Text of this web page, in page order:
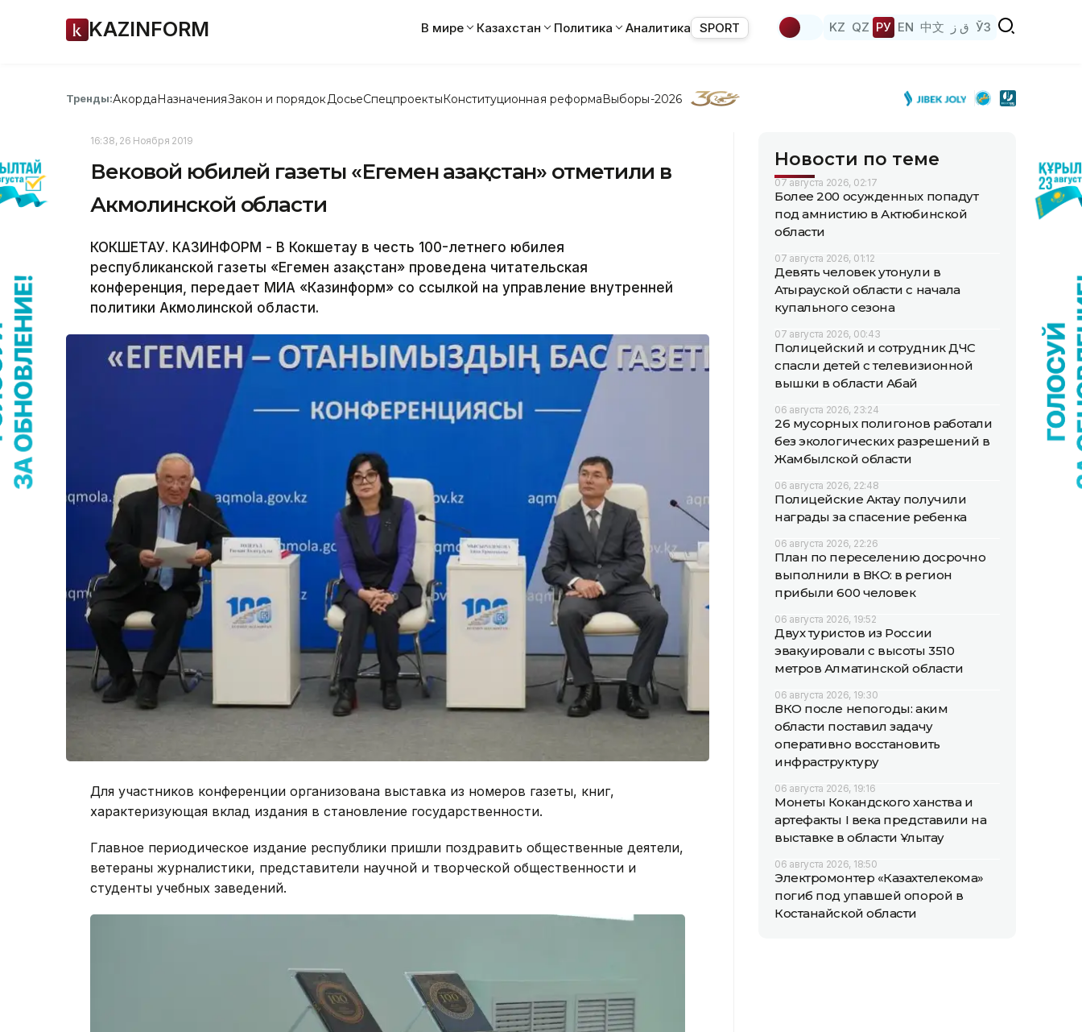
KAZINFORM В мире Казахстан Политика Аналитика SPORT KZ QZ РУ EN 中文 ق ز ЎЗ
Тренды:АкордаНазначенияЗакон и порядок ДосьеСпецпроектыКонституционная реформаВыборы-2026
16:38, 26 Ноября 2019
Вековой юбилей газеты «Егемен Қазақстан» отметили в
Акмолинской области
КОКШЕТАУ. КАЗИНФОРМ - В Кокшетау в честь 100-летнего юбилея
республиканской газеты «Егемен Қазақстан» проведена читательская
конференция, передает МИА «Казинформ» со ссылкой на управление внутренней
политики Акмолинской области.
Для участников конференции организована выставка из номеров газеты, книг,
характеризующая вклад издания в становление государственности.
Главное периодическое издание республики пришли поздравить общественные деятели,
ветераны журналистики, представители научной и творческой общественности и
студенты учебных заведений.
Новости по теме
07 августа 2026, 02:17
Более 200 осужденных попадут
под амнистию в Актюбинской
области
07 августа 2026, 01:12
Девять человек утонули в
Атырауской области с начала
купального сезона
07 августа 2026, 00:43
Полицейский и сотрудник ДЧС
спасли детей с телевизионной
вышки в области Абай
06 августа 2026, 23:24
26 мусорных полигонов работали
без экологических разрешений в
Жамбылской области
06 августа 2026, 22:48
Полицейские Актау получили
награды за спасение ребенка
06 августа 2026, 22:26
План по переселению досрочно
выполнили в ВКО: в регион
прибыли 600 человек
06 августа 2026, 19:52
Двух туристов из России
эвакуировали с высоты 3510
метров Алматинской области
06 августа 2026, 19:30
ВКО после непогоды: аким
области поставил задачу
оперативно восстановить
инфраструктуру
06 августа 2026, 19:16
Монеты Кокандского ханства и
артефакты I века представили на
выставке в области Ұлытау
06 августа 2026, 18:50
Электромонтер «Казахтелекома»
погиб под упавшей опорой в
Костанайской области